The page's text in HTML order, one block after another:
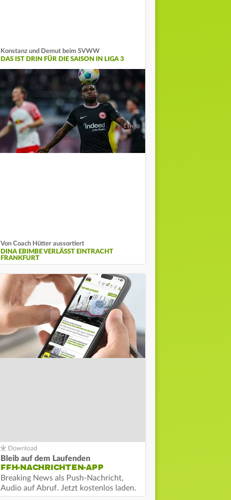
Konstanz und Demut beim SVWW
DAS IST DRIN FÜR DIE SAISON IN LIGA 3
Von Coach Hütter aussortiert
DINA EBIMBE VERLÄSST EINTRACHT
FRANKFURT
Bleib auf dem Laufenden
FFH-NACHRICHTEN-APP
Breaking News als Push-Nachricht,
Audio auf Abruf. Jetzt kostenlos laden.